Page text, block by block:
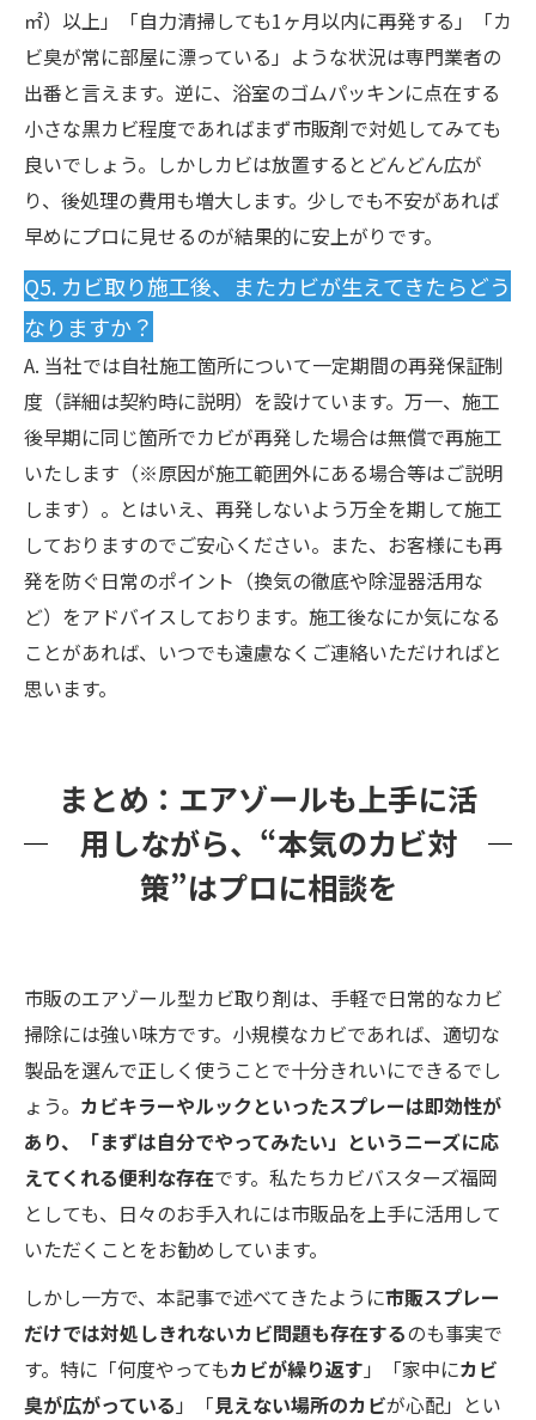
㎡）以上」「自力清掃しても1ヶ月以内に再発する」「カ
ビ臭が常に部屋に漂っている」ような状況は専門業者の
出番と言えます。逆に、浴室のゴムパッキンに点在する
小さな黒カビ程度であればまず市販剤で対処してみても
良いでしょう。しかしカビは放置するとどんどん広が
り、後処理の費用も増大します。少しでも不安があれば
早めにプロに見せるのが結果的に安上がりです。
Q5. カビ取り施工後、またカビが生えてきたらどう
なりますか？
A. 当社では自社施工箇所について一定期間の再発保証制
度（詳細は契約時に説明）を設けています。万一、施工
後早期に同じ箇所でカビが再発した場合は無償で再施工
いたします（※原因が施工範囲外にある場合等はご説明
します）。とはいえ、再発しないよう万全を期して施工
しておりますのでご安心ください。また、お客様にも再
発を防ぐ日常のポイント（換気の徹底や除湿器活用な
ど）をアドバイスしております。施工後なにか気になる
ことがあれば、いつでも遠慮なくご連絡いただければと
思います。
まとめ：エアゾールも上手に活
用しながら、“本気のカビ対
策”はプロに相談を
市販のエアゾール型カビ取り剤は、手軽で日常的なカビ
掃除には強い味方です。小規模なカビであれば、適切な
製品を選んで正しく使うことで十分きれいにできるでし
ょう。 カビキラーやルックといったスプレーは即効性が
あり、「まずは自分でやってみたい」というニーズに応
えてくれる便利な存在です。私たちカビバスターズ福岡
としても、日々のお手入れには市販品を上手に活用して
いただくことをお勧めしています。
しかし一方で、本記事で述べてきたように市販スプレー
だけでは対処しきれないカビ問題も存在するのも事実で
す。特に「何度やってもカビが繰り返す 」「家中にカビ
臭が広がっている 」「見えない場所のカビが心配」とい